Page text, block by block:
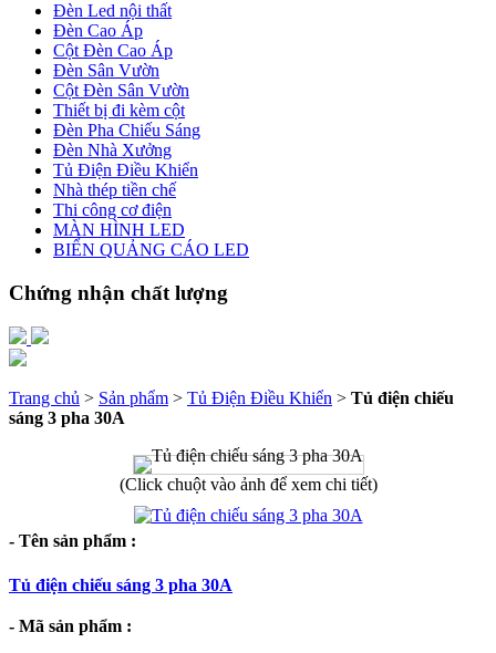
Đèn Led nội thất
Đèn Cao Áp
Cột Đèn Cao Áp
Đèn Sân Vườn
Cột Đèn Sân Vườn
Thiết bị đi kèm cột
Đèn Pha Chiếu Sáng
Đèn Nhà Xưởng
Tủ Điện Điều Khiển
Nhà thép tiền chế
Thi công cơ điện
MÀN HÌNH LED
BIỂN QUẢNG CÁO LED
Chứng nhận chất lượng
Trang chủ > Sản phẩm > Tủ Điện Điều Khiển > Tủ điện chiếu
sáng 3 pha 30A
(Click chuột vào ảnh để xem chi tiết)
- Tên sản phẩm :
Tủ điện chiếu sáng 3 pha 30A
- Mã sản phẩm :